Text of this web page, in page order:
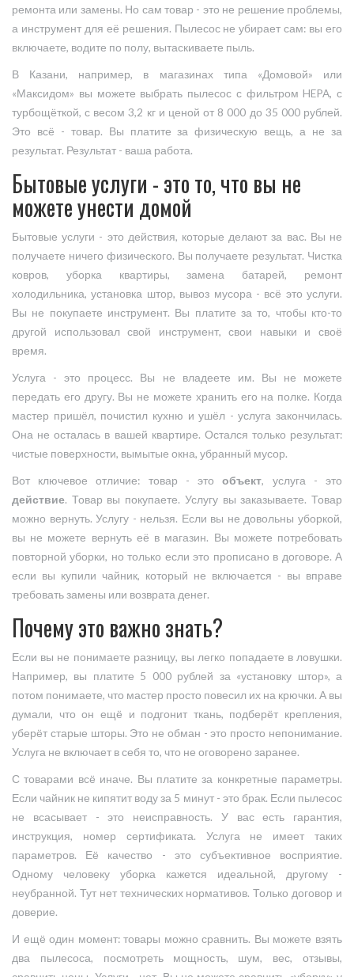
ремонта или замены. Но сам товар - это не решение проблемы,
а инструмент для её решения. Пылесос не убирает сам: вы его
включаете, водите по полу, вытаскиваете пыль.
В Казани, например, в магазинах типа «Домовой» или
«Максидом» вы можете выбрать пылесос с фильтром HEPA, с
турбощёткой, с весом 3,2 кг и ценой от 8 000 до 35 000 рублей.
Это всё - товар. Вы платите за физическую вещь, а не за
результат. Результат - ваша работа.
Бытовые услуги - это то, что вы не
можете унести домой
Бытовые услуги - это действия, которые делают за вас. Вы не
получаете ничего физического. Вы получаете результат. Чистка
ковров, уборка квартиры, замена батарей, ремонт
холодильника, установка штор, вывоз мусора - всё это услуги.
Вы не покупаете инструмент. Вы платите за то, чтобы кто-то
другой использовал свой инструмент, свои навыки и своё
время.
Услуга - это процесс. Вы не владеете им. Вы не можете
передать его другу. Вы не можете хранить его на полке. Когда
мастер пришёл, почистил кухню и ушёл - услуга закончилась.
Она не осталась в вашей квартире. Остался только результат:
чистые поверхности, вымытые окна, убранный мусор.
Вот ключевое отличие: товар - этообъект, услуга - это
действие. Товар вы покупаете. Услугу вы заказываете. Товар
можно вернуть. Услугу - нельзя. Если вы не довольны уборкой,
вы не можете вернуть её в магазин. Вы можете потребовать
повторной уборки, но только если это прописано в договоре. А
если вы купили чайник, который не включается - вы вправе
требовать замены или возврата денег.
Почему это важно знать?
Если вы не понимаете разницу, вы легко попадаете в ловушки.
Например, вы платите 5 000 рублей за «установку штор», а
потом понимаете, что мастер просто повесил их на крючки. А вы
думали, что он ещё и подгонит ткань, подберёт крепления,
уберёт старые шторы. Это не обман - это просто непонимание.
Услуга не включает в себя то, что не оговорено заранее.
С товарами всё иначе. Вы платите за конкретные параметры.
Если чайник не кипятит воду за 5 минут - это брак. Если пылесос
не всасывает - это неисправность. У вас есть гарантия,
инструкция, номер сертификата. Услуга не имеет таких
параметров. Её качество - это субъективное восприятие.
Одному человеку уборка кажется идеальной, другому -
неубранной. Тут нет технических нормативов. Только договор и
доверие.
И ещё один момент: товары можно сравнить. Вы можете взять
два пылесоса, посмотреть мощность, шум, вес, отзывы,